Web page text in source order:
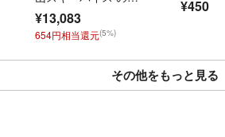
¥13,083
654円相当還元(5%)
¥450
その他をもっと見る